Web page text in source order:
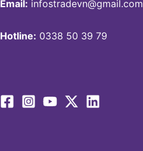
Email: infostradevn@gmail.com
Hotline: 0338 50 39 79